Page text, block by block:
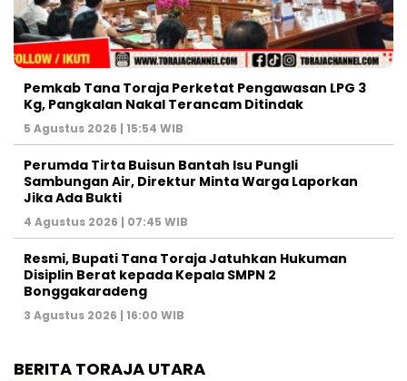
Pemkab Tana Toraja Perketat Pengawasan LPG 3
Kg, Pangkalan Nakal Terancam Ditindak
5 Agustus 2026 | 15:54 WIB
Perumda Tirta Buisun Bantah Isu Pungli
Sambungan Air, Direktur Minta Warga Laporkan
Jika Ada Bukti
4 Agustus 2026 | 07:45 WIB
Resmi, Bupati Tana Toraja Jatuhkan Hukuman
Disiplin Berat kepada Kepala SMPN 2
Bonggakaradeng
3 Agustus 2026 | 16:00 WIB
BERITA TORAJA UTARA